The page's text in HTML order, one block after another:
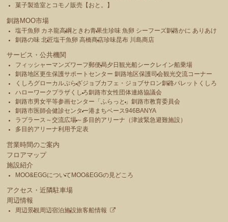
菓子製造室とコモノ販売【おと。】
釧路MOO市場
塩干魚卵 カネ龍高綱 ときわ青果生珍味 魚卵 シーフーズ釧路かに ありあけ
釧路の味 北匠塩干魚卵 高橋商店珍味昆布 川島商店
サービス・公共機関
フィッシャーマンズワーフ郵便局夕日観光船シークレイン船乗場
釧路地区更生保護サポートセンター 釧路地区保護司会観光交流コーナー
くしろグローカルぷらざジョブカフェ・ジョブサロン釧路パレットくしろ
ハローワークプラザくしろ釧路市女性団体連絡協議会
釧路市男女平等参画センター「ふらっと」釧路市教育委員会
釧路市医師会健診センター港まちベース946BANYA
ラプラース～交流広場～ 多目的アリーナ（津波緊急避難施設）
多目的アリーナ利用予定表
営業時間のご案内
フロアマップ
施設紹介
MOO&EGGについて MOO&EGGの見どころ
アクセス・近隣駐車場
周辺情報
周辺景観 周辺宿泊施設旅客船情報